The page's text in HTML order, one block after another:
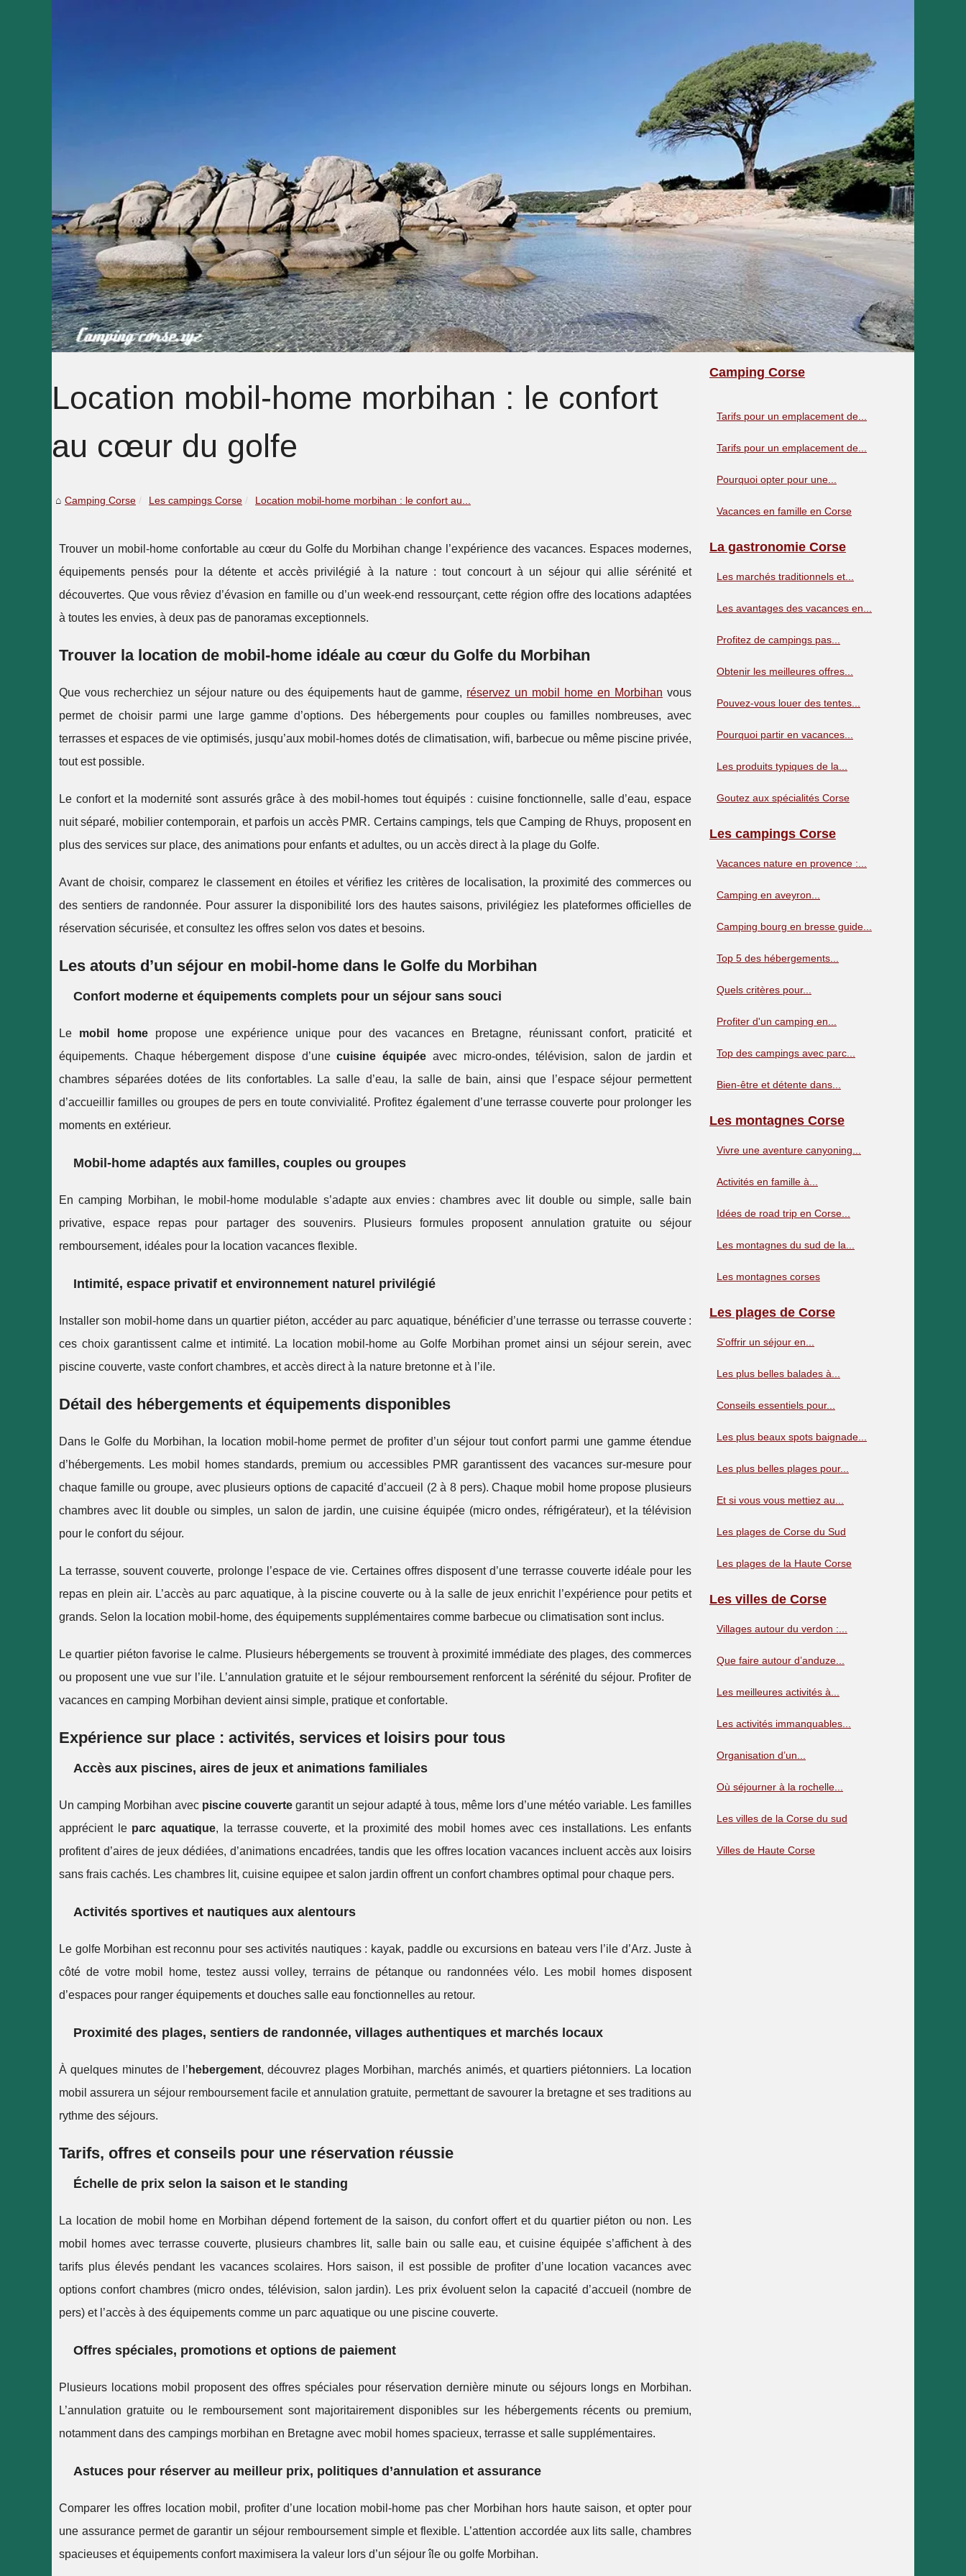
Location mobil-home morbihan : le confort
au cœur du golfe
Camping Corse Les campings Corse Location mobil-home morbihan : le confort au...
Trouver un mobil-home confortable au cœur du Golfe du Morbihan change l’expérience des vacances. Espaces modernes,
équipements pensés pour la détente et accès privilégié à la nature : tout concourt à un séjour qui allie sérénité et
découvertes. Que vous rêviez d’évasion en famille ou d’un week-end ressourçant, cette région offre des locations adaptées
à toutes les envies, à deux pas de panoramas exceptionnels.
Trouver la location de mobil-home idéale au cœur du Golfe du Morbihan
Que vous recherchiez un séjour nature ou des équipements haut de gamme, réservez un mobil home en Morbihan vous
permet de choisir parmi une largegamme d’options. Des hébergements pour couples ou familles nombreuses, avec
terrasses et espaces de vie optimisés, jusqu’aux mobil-homes dotés de climatisation, wifi, barbecue ou même piscine privée,
tout est possible.
Le confort et la modernité sont assurés grâce à des mobil-homes tout équipés : cuisine fonctionnelle, salle d’eau, espace
nuit séparé, mobilier contemporain, et parfois un accès PMR. Certains campings, tels que Camping de Rhuys, proposent en
plus des services sur place, des animations pour enfants et adultes, ou un accès direct à la plage du Golfe.
Avant de choisir, comparez le classement en étoiles et vérifiez les critères de localisation, la proximité des commerces ou
des sentiers de randonnée. Pour assurer la disponibilité lors des hautes saisons, privilégiez les plateformes officielles de
réservation sécurisée, et consultez les offres selon vos dates et besoins.
Les atouts d’un séjour en mobil-home dans le Golfe du Morbihan
Confort moderne et équipements complets pour un séjour sans souci
Le mobil homepropose une expérience unique pour des vacances en Bretagne, réunissant confort, praticité et
équipements. Chaque hébergement dispose d’unecuisine équipée avec micro-ondes, télévision, salon de jardin et
chambres séparées dotées de lits confortables. La salle d’eau, la salle de bain, ainsi que l’espace séjour permettent
d’accueillir familles ou groupes de pers en toute convivialité. Profitez également d’une terrasse couverte pour prolonger les
moments en extérieur.
Mobil-home adaptés aux familles, couples ou groupes
En camping Morbihan, le mobil-home modulable s’adapte aux envies : chambres avec lit double ou simple, salle bain
privative, espace repas pour partager des souvenirs. Plusieurs formules proposent annulation gratuite ou séjour
remboursement, idéales pour la location vacances flexible.
Intimité, espace privatif et environnement naturel privilégié
Installer son mobil-home dans un quartier piéton, accéder au parc aquatique, bénéficier d’une terrasse ou terrasse couverte :
ces choix garantissent calme et intimité. La location mobil-home au Golfe Morbihan promet ainsi un séjour serein, avec
piscine couverte, vaste confort chambres, et accès direct à la nature bretonne et à l’ile.
Détail des hébergements et équipements disponibles
Dans le Golfe du Morbihan, la location mobil-home permet de profiter d’un séjour tout confort parmi une gamme étendue
d’hébergements. Les mobil homes standards, premium ou accessibles PMR garantissent des vacances sur-mesure pour
chaque famille ou groupe, avec plusieurs options de capacité d’accueil (2 à 8 pers). Chaque mobil home propose plusieurs
chambres avec lit double ou simples, un salon de jardin, une cuisine équipée (micro ondes, réfrigérateur), et la télévision
pour le confort du séjour.
La terrasse, souvent couverte, prolonge l’espace de vie. Certaines offres disposent d’une terrasse couverte idéale pour les
repas en plein air. L’accès au parc aquatique, à la piscine couverte ou à la salle de jeux enrichit l’expérience pour petits et
grands. Selon la location mobil-home, des équipements supplémentaires comme barbecue ou climatisation sont inclus.
Le quartier piéton favorise le calme. Plusieurs hébergements se trouvent à proximité immédiate des plages, des commerces
ou proposent une vue sur l’ile. L’annulation gratuite et le séjour remboursement renforcent la sérénité du séjour. Profiter de
vacances en camping Morbihan devient ainsi simple, pratique et confortable.
Expérience sur place : activités, services et loisirs pour tous
Accès aux piscines, aires de jeux et animations familiales
Un camping Morbihan avec piscine couverte garantit un sejour adapté à tous, même lors d’une météo variable. Les familles
apprécient le parc aquatique, la terrasse couverte, et la proximité des mobil homes avec ces installations. Les enfants
profitent d’aires de jeux dédiées, d’animations encadrées, tandis que les offres location vacances incluent accès aux loisirs
sans frais cachés. Les chambres lit, cuisine equipee et salon jardin offrent un confort chambres optimal pour chaque pers.
Activités sportives et nautiques aux alentours
Le golfe Morbihan est reconnu pour ses activités nautiques : kayak, paddle ou excursions en bateau vers l’ile d’Arz. Juste à
côté de votre mobil home, testez aussi volley, terrains de pétanque ou randonnées vélo. Les mobil homes disposent
d’espaces pour ranger équipements et douches salle eau fonctionnelles au retour.
Proximité des plages, sentiers de randonnée, villages authentiques et marchés locaux
À quelques minutes de l’ hebergement, découvrez plages Morbihan, marchés animés, et quartiers piétonniers. La location
mobil assurera un séjour remboursement facile et annulation gratuite, permettant de savourer la bretagne et ses traditions au
rythme des séjours.
Tarifs, offres et conseils pour une réservation réussie
Échelle de prix selon la saison et le standing
La location de mobil home en Morbihan dépend fortement de la saison, du confort offert et du quartier piéton ou non. Les
mobil homes avec terrasse couverte, plusieurs chambres lit, salle bain ou salle eau, et cuisine équipée s’affichent à des
tarifs plus élevés pendant les vacances scolaires. Hors saison, il est possible de profiter d’une location vacances avec
options confort chambres (micro ondes, télévision, salon jardin). Les prix évoluent selon la capacité d’accueil (nombre de
pers) et l’accès à des équipements comme un parc aquatique ou une piscine couverte.
Offres spéciales, promotions et options de paiement
Plusieurs locations mobil proposent des offres spéciales pour réservation dernière minute ou séjours longs en Morbihan.
L’annulation gratuite ou le remboursement sont majoritairement disponibles sur les hébergements récents ou premium,
notamment dans des campings morbihan en Bretagne avec mobil homes spacieux, terrasse et salle supplémentaires.
Astuces pour réserver au meilleur prix, politiques d’annulation et assurance
Comparer les offres location mobil, profiter d’une location mobil-home pas cher Morbihan hors haute saison, et opter pour
une assurance permet de garantir un séjour remboursement simple et flexible. L’attention accordée aux lits salle, chambres
spacieuses et équipements confort maximisera la valeur lors d’un séjour île ou golfe Morbihan.
Camping Corse
Tarifs pour un emplacement de...
Tarifs pour un emplacement de...
Pourquoi opter pour une...
Vacances en famille en Corse
La gastronomie Corse
Les marchés traditionnels et...
Les avantages des vacances en...
Profitez de campings pas...
Obtenir les meilleures offres...
Pouvez-vous louer des tentes...
Pourquoi partir en vacances...
Les produits typiques de la...
Goutez aux spécialités Corse
Les campings Corse
Vacances nature en provence :...
Camping en aveyron...
Camping bourg en bresse guide...
Top 5 des hébergements...
Quels critères pour...
Profiter d'un camping en...
Top des campings avec parc...
Bien-être et détente dans...
Les montagnes Corse
Vivre une aventure canyoning...
Activités en famille à...
Idées de road trip en Corse...
Les montagnes du sud de la...
Les montagnes corses
Les plages de Corse
S'offrir un séjour en...
Les plus belles balades à...
Conseils essentiels pour...
Les plus beaux spots baignade...
Les plus belles plages pour...
Et si vous vous mettiez au...
Les plages de Corse du Sud
Les plages de la Haute Corse
Les villes de Corse
Villages autour du verdon :...
Que faire autour d’anduze...
Les meilleures activités à...
Les activités immanquables...
Organisation d’un...
Où séjourner à la rochelle...
Les villes de la Corse du sud
Villes de Haute Corse